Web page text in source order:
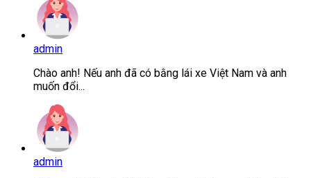
admin
Chào anh! Nếu anh đã có bằng lái xe Việt Nam và anh
muốn đổi...
admin